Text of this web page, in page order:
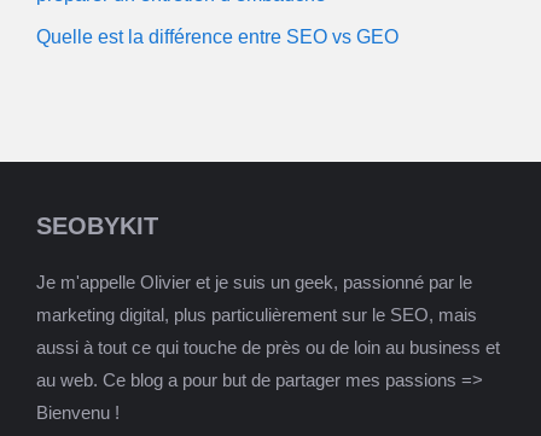
Quelle est la différence entre SEO vs GEO
SEOBYKIT
Je m'appelle Olivier et je suis un geek, passionné par le
marketing digital, plus particulièrement sur le SEO, mais
aussi à tout ce qui touche de près ou de loin au business et
au web. Ce blog a pour but de partager mes passions =>
Bienvenu !